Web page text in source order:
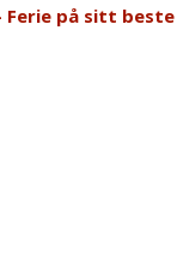
- Ferie på sitt beste